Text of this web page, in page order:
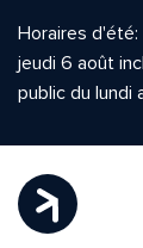
Horaires d'été:
jeudi 6 août
public du lundi